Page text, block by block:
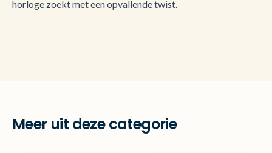
horloge zoekt met een opvallende twist.
Meer uit deze categorie